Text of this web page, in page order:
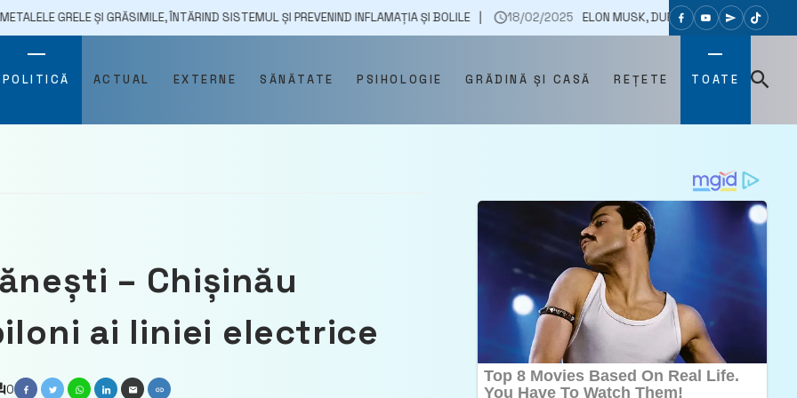
ȘI GRĂSIMILE, ÎNTĂRIND SISTEMUL ȘI PREVENIND INFLAMAȚIA ȘI BOLILE 18/02/2025 ELON MUSK, DUPĂ ANUNŢUL LUI CĂLIN GEORGESCU
POLITICĂ ACTUAL EXTERNE SĂNĂTATE PSIHOLOGIE GRĂDINĂ ȘI CASĂ REȚETE TOATE
– Chișinău
ai liniei electrice
0